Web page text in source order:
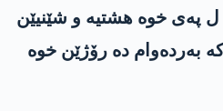
په‌ی خوه‌ هشتیه‌ و شێنیێن
به‌رده‌وام ده‌ رۆژێن خوه‌